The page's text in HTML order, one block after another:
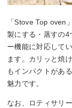
「Stove Top oven
製にする・蒸すの4
ー機能に対応して
ます。カリッと焼
もインパクトがあ
魅力です。
なお、ロティサリ